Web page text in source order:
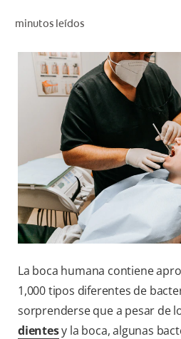
minutos leídos
La boca humana contiene
1,000 tipos diferentes de
sorprenderse que a pesar de
dientesy la boca, algunas